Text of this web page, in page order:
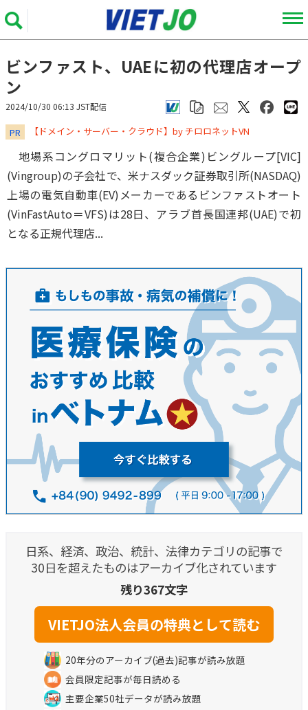
ビンファスト、UAEに初の代理店オープ
ン
2024/10/30 06:13 JST配信
PR ​​​​​​​【ドメイン・サーバー・クラウド】by チロロネットVN
地場系コングロマリット(複合企業)ビングループ[VIC]
(Vingroup)の子会社で、米ナスダック証券取引所(NASDAQ)
上場の電気自動車(EV)メーカーであるビンファストオート
(VinFastAuto＝VFS)は28日、アラブ首長国連邦(UAE)で初
となる正規代理店...
日系、経済、政治、統計、法律カテゴリの記事で
30日を超えたものはアーカイブ化されています
残り367文字
20年分のアーカイブ(過去)記事が読み放題
会員限定記事が毎日読める
主要企業50社データが読み放題